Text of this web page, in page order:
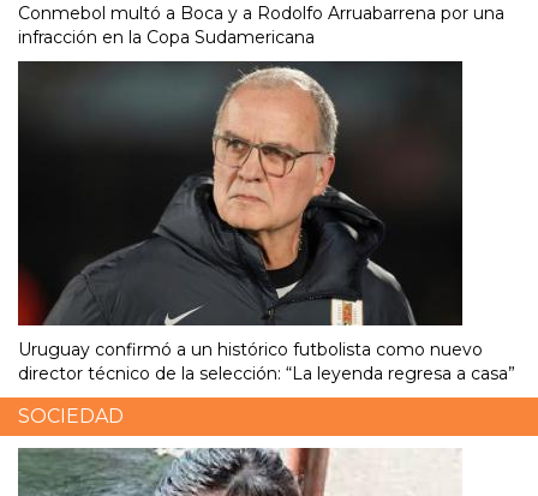
Conmebol multó a Boca y a Rodolfo Arruabarrena por una
infracción en la Copa Sudamericana
Uruguay confirmó a un histórico futbolista como nuevo
director técnico de la selección: “La leyenda regresa a casa”
SOCIEDAD